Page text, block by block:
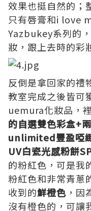
效果也挺自然的；
只有唇膏和i love
Yazbukey系列的
妝，跟上去時的彩
反倒是拿回家的禮
教室完成之後皆可
uemura化妝品，
的自選雙色彩盒+
unlimited豐盈啞
UV白瓷光感粉餅
的粉紅色，可是我
粉紅色和非常青蔥
收到的鮮橙色 ，因
沒有橙色的，可讓